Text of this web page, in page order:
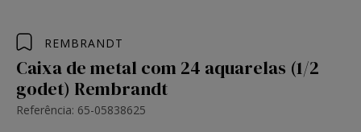
REMBRANDT
Caixa de metal com 24 aquarelas (1/2
godet) Rembrandt
Referência: 65-05838625